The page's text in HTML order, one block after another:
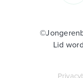
Lid